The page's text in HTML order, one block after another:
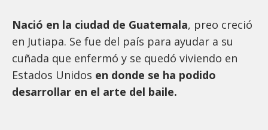
Nació en la ciudad de Guatemala, preo creció
en Jutiapa. Se fue del país para ayudar a su
cuñada que enfermó y se quedó viviendo en
Estados Unidos en donde se ha podido
desarrollar en el arte del baile.